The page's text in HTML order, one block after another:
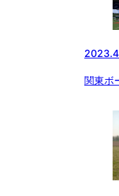
関東ボ